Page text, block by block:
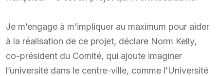
Je m’engage à m’impliquer au maximum pour aider
à la réalisation de ce projet, déclare Norm Kelly,
co-président du Comité, qui ajoute imaginer
l’université dans le centre-ville, comme l’Université